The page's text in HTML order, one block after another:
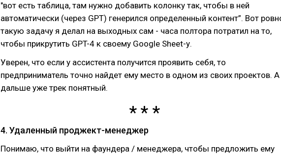
"вот есть таблица, там нужно добавить колонку так, чтобы в ней
автоматически (через GPT) генерился определенный контент”. Вот
такую задачу я делал на выходных сам - часа полтора потратил на то,
чтобы прикрутить GPT-4 к своему Google Sheet-у.
Уверен, что если у ассистента получится проявить себя, то
предприниматель точно найдет ему место в одном из своих проектов. А
дальше уже трек понятный.
4. Удаленный проджект-менеджер
Понимаю, что выйти на фаундера / менеджера, чтобы предложить ему